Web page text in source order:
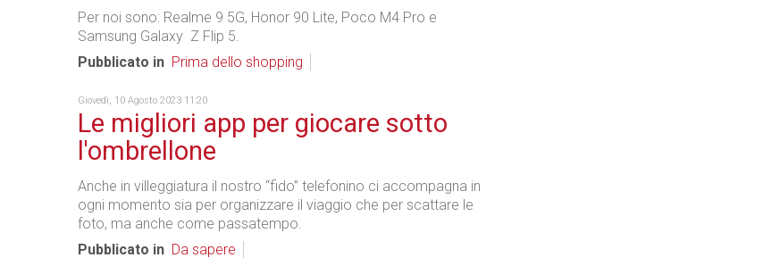
Per noi sono: Realme 9 5G, Honor 90 Lite, Poco M4 Pro e
Samsung Galaxy Z Flip 5.
Pubblicato in Prima dello shopping
Giovedì, 10 Agosto 2023 11:20
Le migliori app per giocare sotto
l'ombrellone
Anche in villeggiatura il nostro “fido” telefonino ci accompagna in
ogni momento sia per organizzare il viaggio che per scattare le
foto, ma anche come passatempo.
Pubblicato in Da sapere